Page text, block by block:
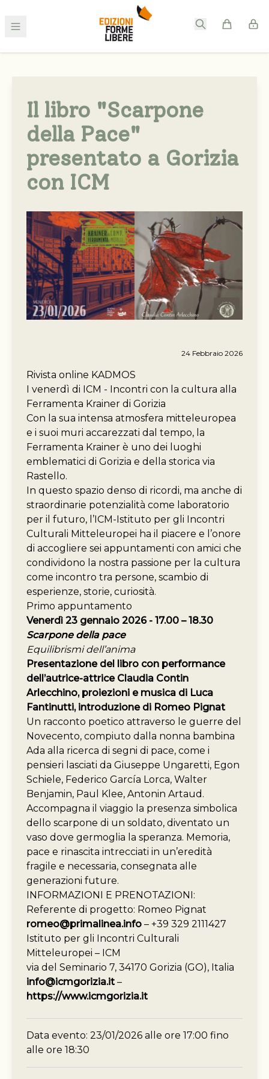
Il libro "Scarpone
della Pace"
presentato a Gorizia
con ICM
24 Febbraio 2026
Rivista online KADMOS
I venerdì di ICM - Incontri con la cultura alla
Ferramenta Krainer di Gorizia
Con la sua intensa atmosfera mitteleuropea
e i suoi muri accarezzati dal tempo, la
Ferramenta Krainer è uno dei luoghi
emblematici di Gorizia e della storica via
Rastello.
In questo spazio denso di ricordi, ma anche di
straordinarie potenzialità come laboratorio
per il futuro, l’ICM-Istituto per gli Incontri
Culturali Mitteleuropei ha il piacere e l’onore
di accogliere sei appuntamenti con amici che
condividono la nostra passione per la cultura
come incontro tra persone, scambio di
esperienze, storie, curiosità.
Primo appuntamento
Venerdì 23 gennaio 2026 - 17.00 – 18.30
Scarpone della pace
Equilibrismi dell’anima
Presentazione del libro con performance
dell’autrice-attrice Claudia Contin
Arlecchino, proiezioni e musica di Luca
Fantinutti, introduzione di Romeo Pignat
Un racconto poetico attraverso le guerre del
Novecento, compiuto dalla nonna bambina
Ada alla ricerca di segni di pace, come i
pensieri lasciati da Giuseppe Ungaretti, Egon
Schiele, Federico García Lorca, Walter
Benjamin, Paul Klee, Antonin Artaud.
Accompagna il viaggio la presenza simbolica
dello scarpone di un soldato, diventato un
vaso dove germoglia la speranza. Memoria,
pace e rinascita intrecciati in un’eredità
fragile e necessaria, consegnata alle
generazioni future.
INFORMAZIONI E PRENOTAZIONI:
Referente di progetto: Romeo Pignat
romeo@primalinea.info – +39 329 2111427
Istituto per gli Incontri Culturali
Mitteleuropei – ICM
via del Seminario 7, 34170 Gorizia (GO), Italia
info@icmgorizia.it –
https://www.icmgorizia.it
Data evento: 23/01/2026 alle ore 17:00 fino
alle ore 18:30